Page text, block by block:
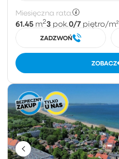
Miesięczna rata:
61.45 m23 pok.0/7 piętro/m²
ZADZWOŃ
ZOBACZ